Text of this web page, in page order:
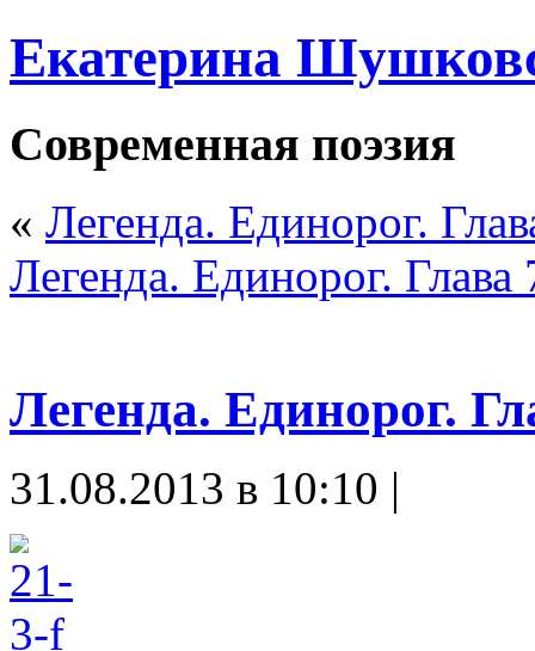
Екатерина
Современная поэзия
« Легенда. Единорог.
Легенда. Единорог. Глава
Легенда. Единорог.
31.08.2013 в 10:10 |